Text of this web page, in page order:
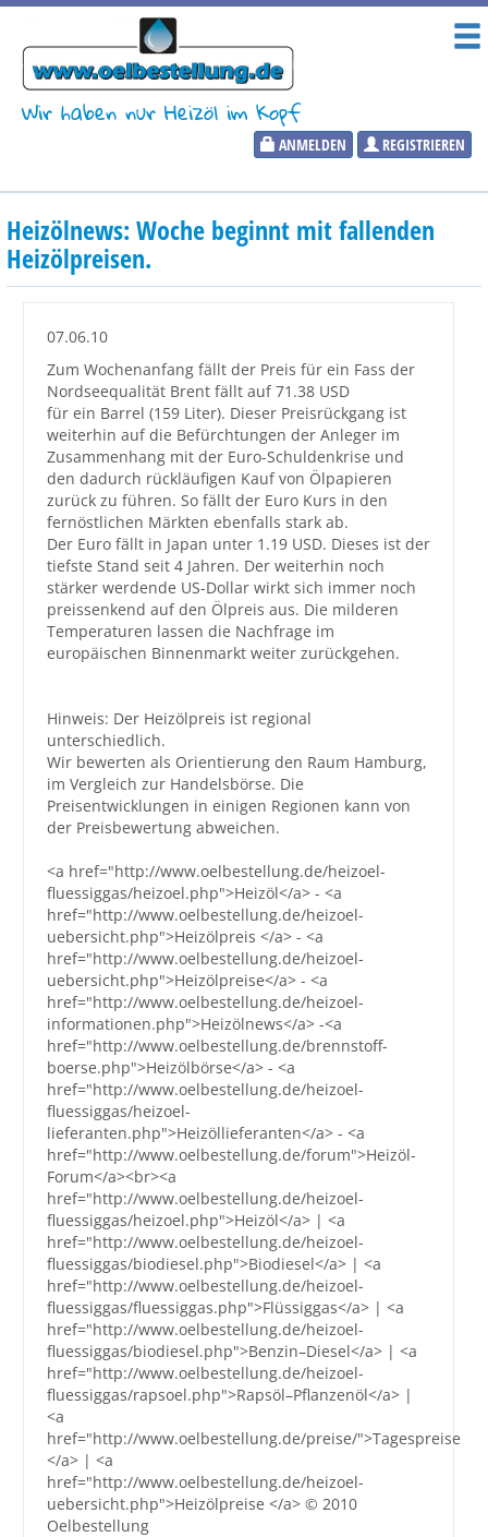
Wir haben nur Heizöl im Kopf
ANMELDEN REGISTRIEREN
Heizölpreise
Aktueller Heizölpreis
Marktinformationen
Wunschpreis Benachrichtigung
Großbestellungen
Produkte
Service
Hilfe und Kontakt
Shop
Heizölnews: Woche beginnt mit fallenden
Heizölpreisen.
07.06.10
Zum Wochenanfang fällt der Preis für ein Fass der
Nordseequalität Brent fällt auf 71.38 USD
für ein Barrel (159 Liter). Dieser Preisrückgang ist
weiterhin auf die Befürchtungen der Anleger im
Zusammenhang mit der Euro-Schuldenkrise und
den dadurch rückläufigen Kauf von Ölpapieren
zurück zu führen. So fällt der Euro Kurs in den
fernöstlichen Märkten ebenfalls stark ab.
Der Euro fällt in Japan unter 1.19 USD. Dieses ist der
tiefste Stand seit 4 Jahren. Der weiterhin noch
stärker werdende US-Dollar wirkt sich immer noch
preissenkend auf den Ölpreis aus. Die milderen
Temperaturen lassen die Nachfrage im
europäischen Binnenmarkt weiter zurückgehen.
Hinweis: Der Heizölpreis ist regional
unterschiedlich.
Wir bewerten als Orientierung den Raum Hamburg,
im Vergleich zur Handelsbörse. Die
Preisentwicklungen in einigen Regionen kann von
der Preisbewertung abweichen.
<a href="http://www.oelbestellung.de/heizoel-
fluessiggas/heizoel.php">Heizöl</a> - <a
href="http://www.oelbestellung.de/heizoel-
uebersicht.php">Heizölpreis </a> - <a
href="http://www.oelbestellung.de/heizoel-
uebersicht.php">Heizölpreise</a> - <a
href="http://www.oelbestellung.de/heizoel-
informationen.php">Heizölnews</a> -<a
href="http://www.oelbestellung.de/brennstoff-
boerse.php">Heizölbörse</a> - <a
href="http://www.oelbestellung.de/heizoel-
fluessiggas/heizoel-
lieferanten.php">Heizöllieferanten</a> - <a
href="http://www.oelbestellung.de/forum">Heizöl-
Forum</a><br><a
href="http://www.oelbestellung.de/heizoel-
fluessiggas/heizoel.php">Heizöl</a> | <a
href="http://www.oelbestellung.de/heizoel-
fluessiggas/biodiesel.php">Biodiesel</a> | <a
href="http://www.oelbestellung.de/heizoel-
fluessiggas/fluessiggas.php">Flüssiggas</a> | <a
href="http://www.oelbestellung.de/heizoel-
fluessiggas/biodiesel.php">Benzin–Diesel</a> | <a
href="http://www.oelbestellung.de/heizoel-
fluessiggas/rapsoel.php">Rapsöl–Pflanzenöl</a> |
<a
href="http://www.oelbestellung.de/preise/">Tagespreise
</a> | <a
href="http://www.oelbestellung.de/heizoel-
uebersicht.php">Heizölpreise </a> © 2010
Oelbestellung